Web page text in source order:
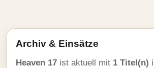
Archiv & Einsätze
Heaven 17 ist aktuell mit 1 Titel(n)